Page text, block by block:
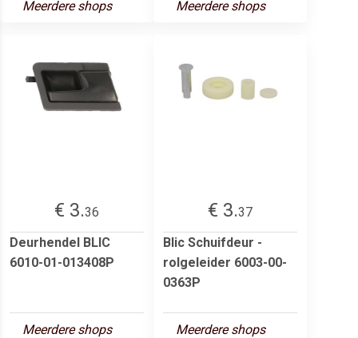
Meerdere shops Meerdere shops
€ 3.36
Deurhendel BLIC
6010-01-013408P
Meerdere shops
€ 3.37
Blic Schuifdeur -
rolgeleider 6003-00-
0363P
Meerdere shops